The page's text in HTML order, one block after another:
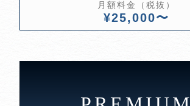
月額料金（税抜）
¥25,000〜